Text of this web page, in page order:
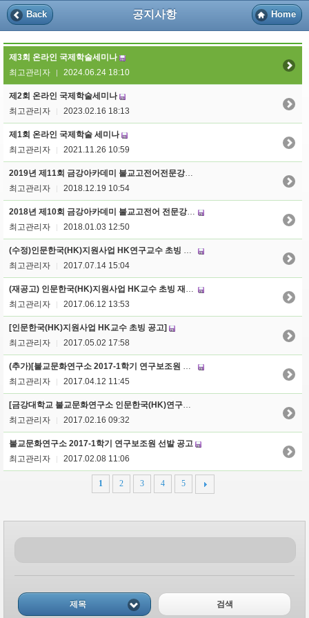
Back 공지사항 Home
제3회 온라인 국제학술세미나
최고관리자
2024.06.24 18:10
제2회 온라인 국제학술세미나
최고관리자
2023.02.16 18:13
제1회 온라인 국제학술 세미나
최고관리자
2021.11.26 10:59
2019년 제11회 금강아카데미 불교고전어전문강좌 : ‘따시델레! 티벳어’강좌 개설 안내
최고관리자
2018.12.19 10:54
2018년 제10회 금강아카데미 불교고전어 전문강좌: ‘스바가땀! 산스크리트’강좌 개설 안내
최고관리자
2018.01.03 12:50
(수정)인문한국(HK)지원사업 HK연구교수 초빙 공고
최고관리자
2017.07.14 15:04
(재공고) 인문한국(HK)지원사업 HK교수 초빙 재공고 안내
최고관리자
2017.06.12 13:53
[인문한국(HK)지원사업 HK교수 초빙 공고]
최고관리자
2017.05.02 17:58
(추가)[불교문화연구소 2017-1학기 연구보조원 선발 공고]
최고관리자
2017.04.12 11:45
[금강대학교 불교문화연구소 인문한국(HK)연구센터 2017년 시민강좌 개설 안내]
최고관리자
2017.02.16 09:32
불교문화연구소 2017-1학기 연구보조원 선발 공고
최고관리자
2017.02.08 11:06
1 2 3 4 5
제목 검색